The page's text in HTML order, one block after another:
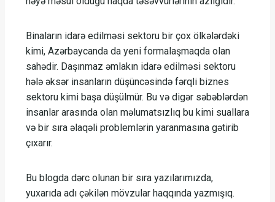
Binaların idarə edilməsi sektoru bir çox ölkələrdəki
kimi, Azərbaycanda da yeni formalaşmaqda olan
sahədir. Daşınmaz əmlakın idarə edilməsi sektoru
hələ əksər insanların düşüncəsində fərqli biznes
sektoru kimi başa düşülmür. Bu və digər səbəblərdən
insanlar arasında olan məlumatsızlıq bu kimi suallara
və bir sıra əlaqəli problemlərin yaranmasına gətirib
çıxarır.
Bu blogda dərc olunan bir sıra yazılarımızda,
yuxarıda adı çəkilən mövzular haqqında yazmışıq.